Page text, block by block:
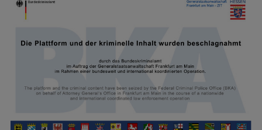
Digitale Assets aller Arten im Fokus der aktuellen Cyber-
Bedrohungen
Ungebremster Aufstieg: Mega-Ransomware. Deutsche
Unternehmen dürfen Bedrohungspotential nicht
unterschätzen
Weiterentwicklung der HTTP-basierten Cyberangriffe lässt